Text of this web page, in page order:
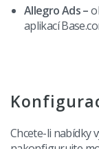
Allegro Ads –
aplikací
Chcete-li nabídky